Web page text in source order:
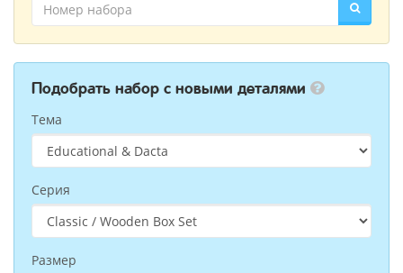
Подобрать набор с новыми деталями
Тема
Серия
Размер